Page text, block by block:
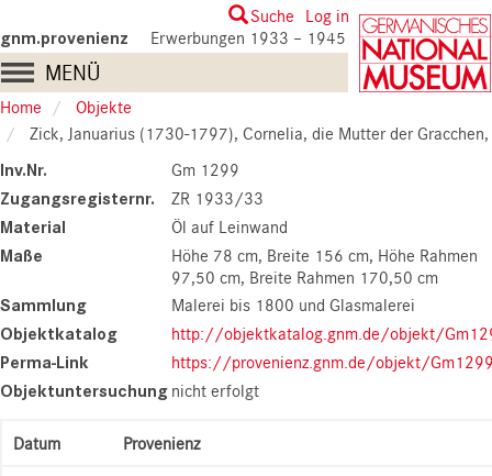
to
main
content
User
account
menu
Suche Log in
gnm.provenienz Erwerbungen 1933 – 1945
Main
navigation
MENÜ
Home
Objekte
Zick, Januarius (1730-1797), Cornelia, die Mutter der Gracchen, 1794
Inv.Nr. Gm 1299
Zugangsregisternr. ZR 1933/33
Material Öl auf Leinwand
Maße Höhe 78 cm Breite 156 cm Höhe Rahmen
97,50 cm Breite Rahmen 170,50 cm
Sammlung Malerei bis 1800 und Glasmalerei
Objektkatalog http://objektkatalog.gnm.de/objekt/
Perma-Link https://provenienz.gnm.de/objekt/
Objektuntersuchung nicht erfolgt
Datum Provenienz